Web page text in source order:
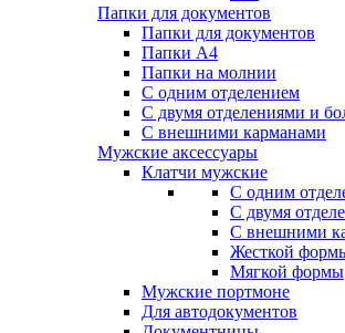
Папки для документов
Папки для документов
Папки А4
Папки на молнии
С одним отделением
С двумя отделениями и
С внешними карманами
Мужские аксессуары
Клатчи мужские
С одним
С двумя
С внешними
Жесткой
Мягкой формы
Мужские портмоне
Для автодокументов